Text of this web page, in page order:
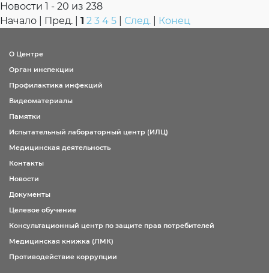
Новости 1 - 20 из 238
Начало | Пред. | 1 2 3 4 5 След. Конец
О Центре
Орган инспекции
Профилактика инфекций
Видеоматериалы
Памятки
Испытательный лабораторный центр (ИЛЦ)
Медицинская деятельность
Контакты
Новости
Документы
Целевое обучение
Консультационный центр по защите прав потребителей
Медицинская книжка (ЛМК)
Противодействие коррупции